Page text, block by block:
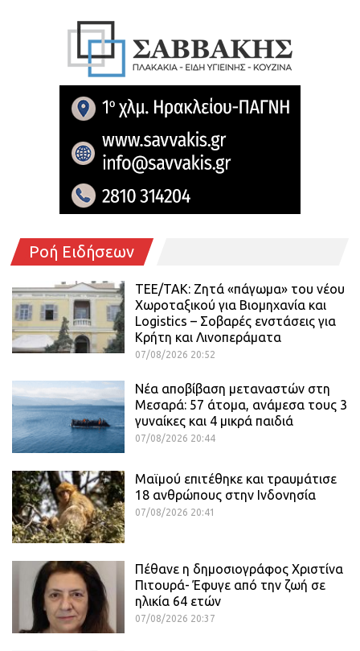
Ροή Ειδήσεων
ΤΕΕ/ΤΑΚ: Ζητά «πάγωμα» του νέου
Χωροταξικού για Βιομηχανία και
Logistics – Σοβαρές ενστάσεις για
Κρήτη και Λινοπεράματα
07/08/2026 20:52
Νέα αποβίβαση μεταναστών στη
Μεσαρά: 57 άτομα, ανάμεσα τους 3
γυναίκες και 4 μικρά παιδιά
07/08/2026 20:44
Μαϊμού επιτέθηκε και τραυμάτισε
18 ανθρώπους στην Ινδονησία
07/08/2026 20:41
Πέθανε η δημοσιογράφος Χριστίνα
Πιτουρά- Έφυγε από την ζωή σε
ηλικία 64 ετών
07/08/2026 20:37